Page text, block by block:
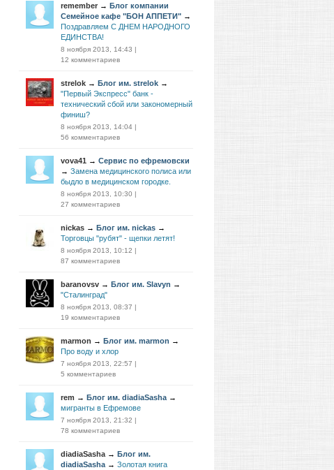
remember → Блог компании
Семейное кафе "БОН АППЕТИ" →
Поздравляем С ДНЕМ НАРОДНОГО
ЕДИНСТВА!
8 ноября 2013, 14:43 |
12 комментариев
strelok → Блог им. strelok →
"Первый Экспресс" банк -
технический сбой или закономерный
финиш?
8 ноября 2013, 14:04 |
56 комментариев
vova41 → Сервис по ефремовски
→ Замена медицинского полиса или
быдло в медицинском городке.
8 ноября 2013, 10:30 |
27 комментариев
nickas → Блог им. nickas →
Торговцы "рубят" - щепки летят!
8 ноября 2013, 10:12 |
87 комментариев
baranovsv → Блог им. Slavyn →
"Сталинград"
8 ноября 2013, 08:37 |
19 комментариев
marmon → Блог им. marmon →
Про воду и хлор
7 ноября 2013, 22:57 |
5 комментариев
rem → Блог им. diadiaSasha →
мигранты в Ефремове
7 ноября 2013, 21:32 |
78 комментариев
diadiaSasha → Блог им.
diadiaSasha → Золотая книга